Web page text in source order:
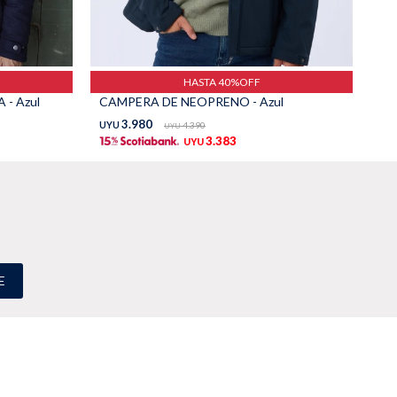
- Azul
HASTA 40%OFF
CAMPERA DE NEOPRENO - Azul
UYU 3.980 UYU 4.390
UYU3.383